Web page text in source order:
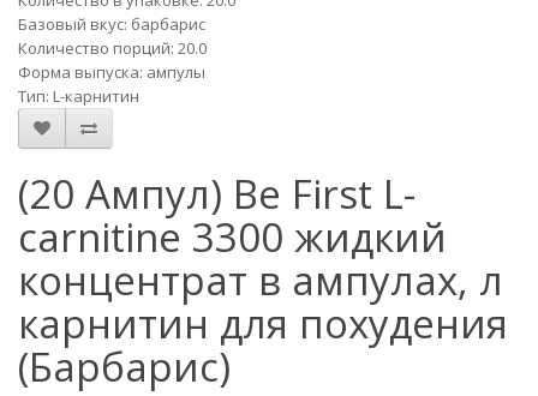
Базовый вкус: барбарис
Количество порций: 20.0
Форма выпуска: ампулы
Тип: L-карнитин
(20 Ампул) Be First L-
carnitine 3300 жидкий
концентрат в ампулах, л
карнитин для похудения
(Барбарис)